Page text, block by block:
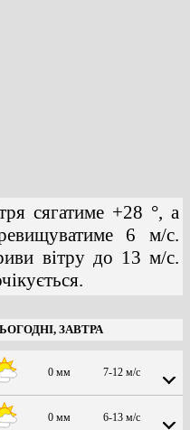
сягатиме +28 °, а
6 м/с.
вітру до 13 м/с.
ЗАВТРА
0 мм 7-12 м/с
0 мм 6-13 м/с